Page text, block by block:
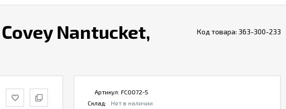
Nantucket,
Код товара: 363-300-233
Артикул:FC0072-5
Склад:
Нет в наличии